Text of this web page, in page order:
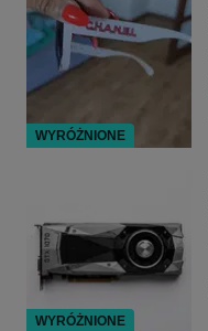
WYRÓŻNIONE
WYRÓŻNIONE